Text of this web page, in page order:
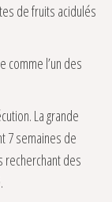
de fruits acidulés
comme l’un des
La grande
7 semaines de
recherchant des